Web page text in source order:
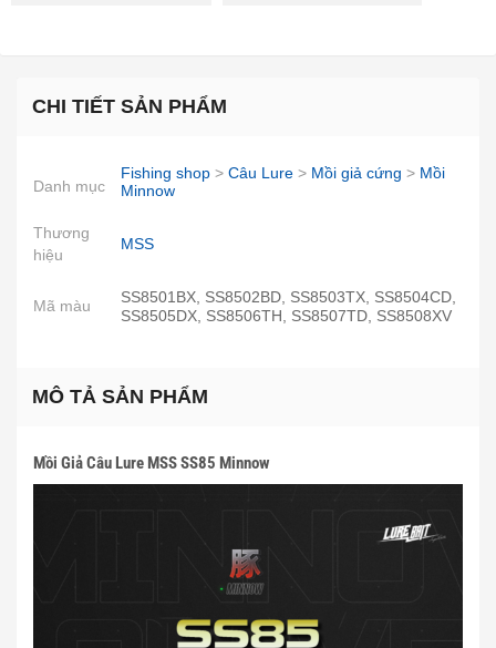
CHI TIẾT SẢN PHẨM
Danh mục
Fishing shop > Câu Lure > Mồi giả cứng > Mồi
Minnow
Thương
hiệu
MSS
Mã màu
SS8501BX, SS8502BD, SS8503TX, SS8504CD,
SS8505DX, SS8506TH, SS8507TD, SS8508XV
MÔ TẢ SẢN PHẨM
Mồi Giả Câu Lure MSS SS85 Minnow